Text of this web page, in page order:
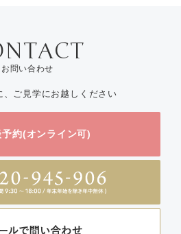
お問い合わせ
、ご見学にお越しください
予約(オンライン可)